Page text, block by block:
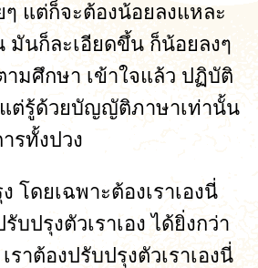
ๆ แต่ก็จะต้องน้อยลงแหละ
มันก็ละเอียดขึ้น ก็น้อยลงๆ
ามศึกษา เข้าใจแล้ว ปฏิบัติ
แต่รู้ด้วยบัญญัติภาษาเท่านั้น
รทั้งปวง
โดยเฉพาะต้องเราเองนี่
บปรุงตัวเราเอง ได้ยิ่งกว่า
ราต้องปรับปรุงตัวเราเองนี่